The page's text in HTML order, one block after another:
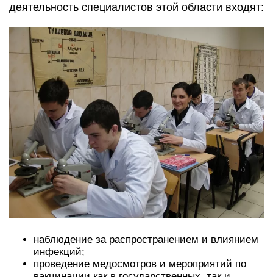
деятельность специалистов этой области входят:
наблюдение за распространением и влиянием
инфекций;
проведение медосмотров и мероприятий по